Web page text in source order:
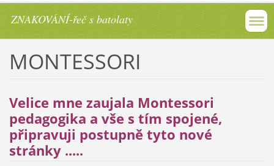
ZNAKOVÁNÍ-řeč s batolaty
MONTESSORI
Velice mne zaujala Montessori
pedagogika a vše s tím spojené,
připravuji postupně tyto nové
stránky .....